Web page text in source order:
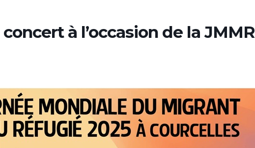
à l’occasion de la JMMR